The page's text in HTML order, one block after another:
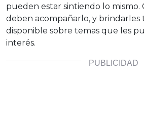
pueden estar sintiendo lo mismo.
deben acompañarlo, y brindarles
disponible sobre temas que les
interés.